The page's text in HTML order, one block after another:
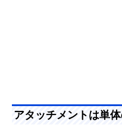
アタッチメントは単